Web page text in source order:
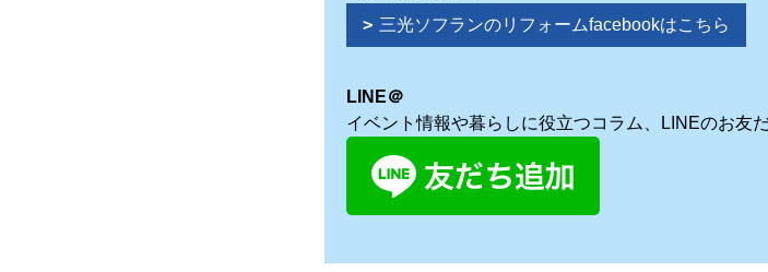
三光ソフランのリフォームfacebookはこちら
LINE＠
イベント情報や暮らしに役立つコラム、LINEのお友